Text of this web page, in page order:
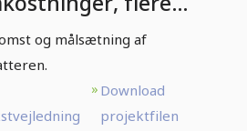
- 1.1 Velkomst
og målsætning af
Download
projektfilen